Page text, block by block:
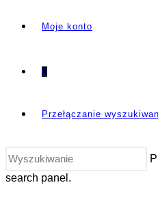
Moje konto
0
Przełączanie
search panel.